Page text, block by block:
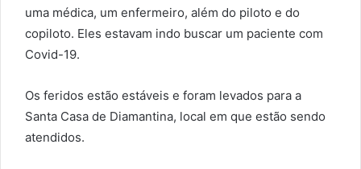
uma médica, um enfermeiro, além do piloto e do
copiloto. Eles estavam indo buscar um paciente com
Covid-19.
Os feridos estão estáveis e foram levados para a
Santa Casa de Diamantina, local em que estão sendo
atendidos.